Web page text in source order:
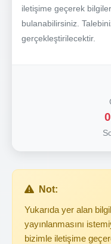
iletişime geçerek
bulanabilirsiniz.
gerçekleştirilecektir.
Not:
Yukarıda yer alan
yayınlanmasını
bizimle iletişime